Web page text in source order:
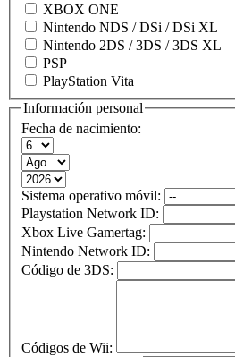
XBOX ONE
Nintendo NDS / DSi / DSi XL
Nintendo 2DS / 3DS / 3DS XL
PSP
PlayStation Vita
Información personal
Fecha de nacimiento:
Sistema operativo móvil:
Playstation Network ID:
Xbox Live Gamertag:
Nintendo Network ID:
Código de 3DS:
Códigos de Wii: